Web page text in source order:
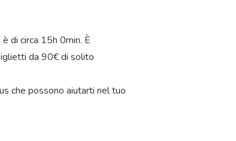
di circa 15h 0min. È
da 90€ di solito
che possono aiutarti nel tuo